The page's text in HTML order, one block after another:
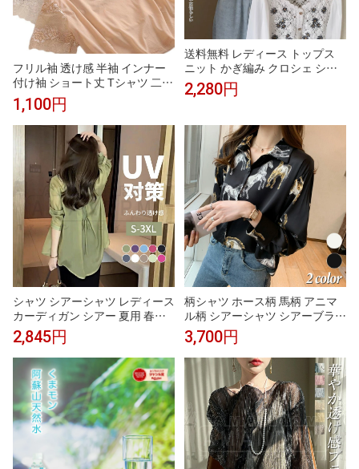
フリル袖 透け感 半袖 インナー
付け袖 ショート丈 Tシャツ 二の
腕カバー 二の腕 冷房対策 薄手
重ね着 レース シアー 体型カバ
ー クルーネック トップス ホワ
イト 上品 細見え フリル
1,100円
送料無料 レディース トップス
ニット かぎ編み クロシェ シフ
ォン ドッキングトップス 花柄
刺繍 シアーシャツ レディース
春 夏 可愛い レース クロシェニ
ット ショート丈 キレイめ ジレ
ホワイト 白 ベージュ
2,280円
シャツ シアーシャツ レディース
カーディガン シアー 夏用 春夏
夏 シアー 長袖 透け感 襟付き 春
秋 UV UVカット 日焼け防止 ト
ップス ゆったり アウター トッ
プス カジュアル 冷房対策 薄手
大きいサイズ 冷感 涼しい 30代
40代 50代
2,845円
柄シャツ ホース柄 馬柄 アニマ
ル柄 シアーシャツ シアーブラウ
ス 長袖 シャツ ブラウス ダンス
衣装 韓国ファッション 個性的
春服 秋服 上品 大人っぽい トッ
プス
3,700円